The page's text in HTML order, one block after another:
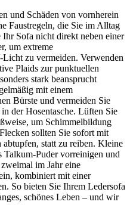
und Schäden von vornherein
Faustregeln, die Sie im Alltag
Sofa nicht direkt neben einer
um extreme
zu vermeiden. Verwenden
Plaids zur punktuellen
stark beansprucht
mit einem
Bürste und vermeiden Sie
der Hosentasche. Lüften Sie
um Schimmelbildung
sollten Sie sofort mit
statt zu reiben. Kleine
Talkum-Puder vorreinigen und
im Jahr eine
kombiniert mit einer
So bieten Sie Ihrem Ledersofa
schönes Leben – und wir